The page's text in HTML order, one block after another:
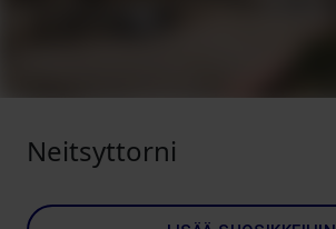
Neitsyttorni